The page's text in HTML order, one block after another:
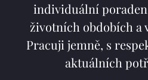
individuální
životních obdobích a
Pracuji jemně, s
aktuálních